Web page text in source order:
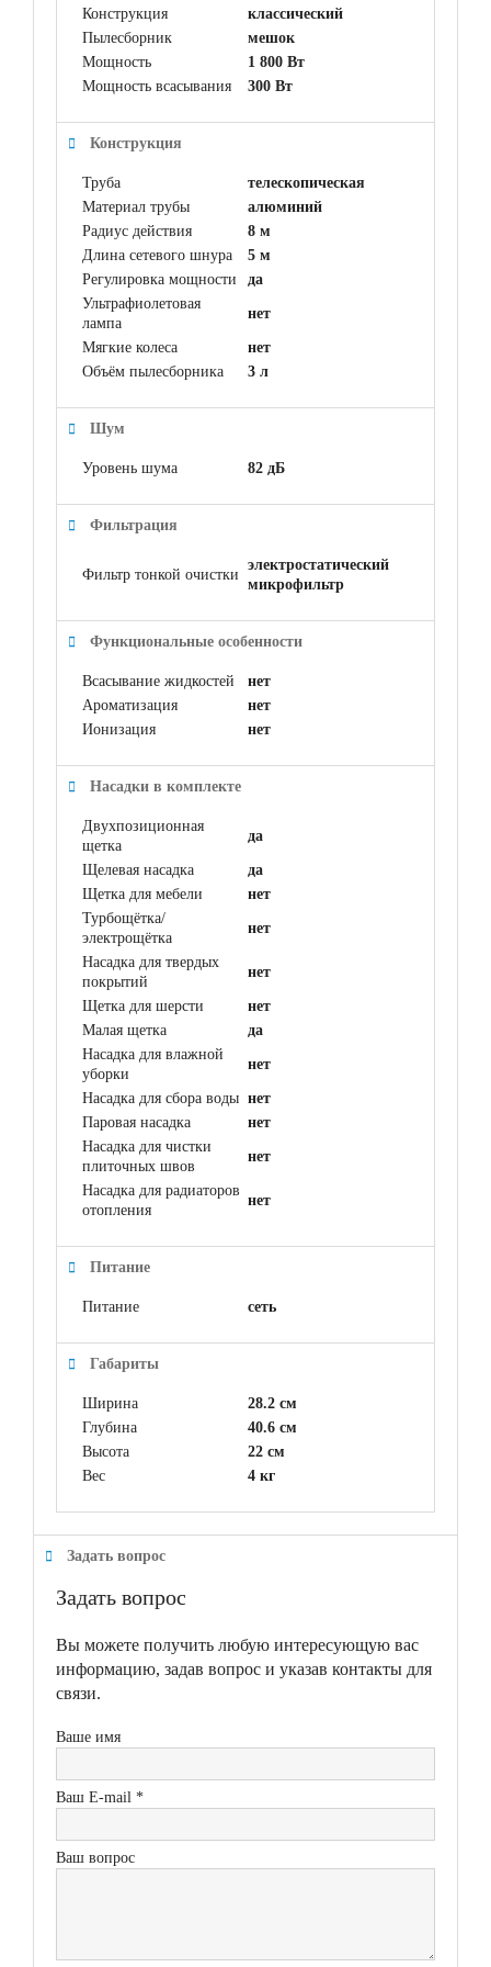
Конструкция
классический
Пылесборник
мешок
Мощность
1 800 Вт
Мощность всасывания
300 Вт
Конструкция
Труба
телескопическая
Материал трубы
алюминий
Радиус действия
8 м
Длина сетевого шнура
5 м
Регулировка мощности
да
Ультрафиолетовая
лампа
нет
Мягкие колеса
нет
Объём пылесборника
3 л
Шум
Уровень шума 82 дБ
Фильтрация
Фильтр тонкой очистки
электростатический
микрофильтр
Функциональные особенности
Всасывание жидкостей
нет
Ароматизация
нет
Ионизация
нет
Насадки в комплекте
Двухпозиционная
щетка
да
Щелевая насадка
да
Щетка для мебели
нет
Турбощётка/
электрощётка
нет
Насадка для твердых
покрытий
нет
Щетка для шерсти
нет
Малая щетка
да
Насадка для влажной
уборки
нет
Насадка для сбора воды нет
Паровая насадка
нет
Насадка для чистки
плиточных швов
нет
Насадка для радиаторов
отопления
нет
Питание
Питание сеть
Габариты
Ширина
28.2 см
Глубина
40.6 см
Высота
22 см
Вес
4 кг
Задать вопрос
Задать вопрос
Вы можете получить любую интересующую вас
информацию, задав вопрос и указав контакты для
связи.
Ваше имя
Ваш E-mail *
Ваш вопрос